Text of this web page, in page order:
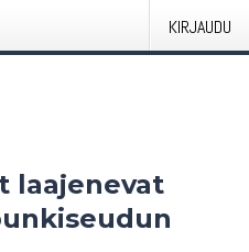
KIRJAUDU
laajenevat